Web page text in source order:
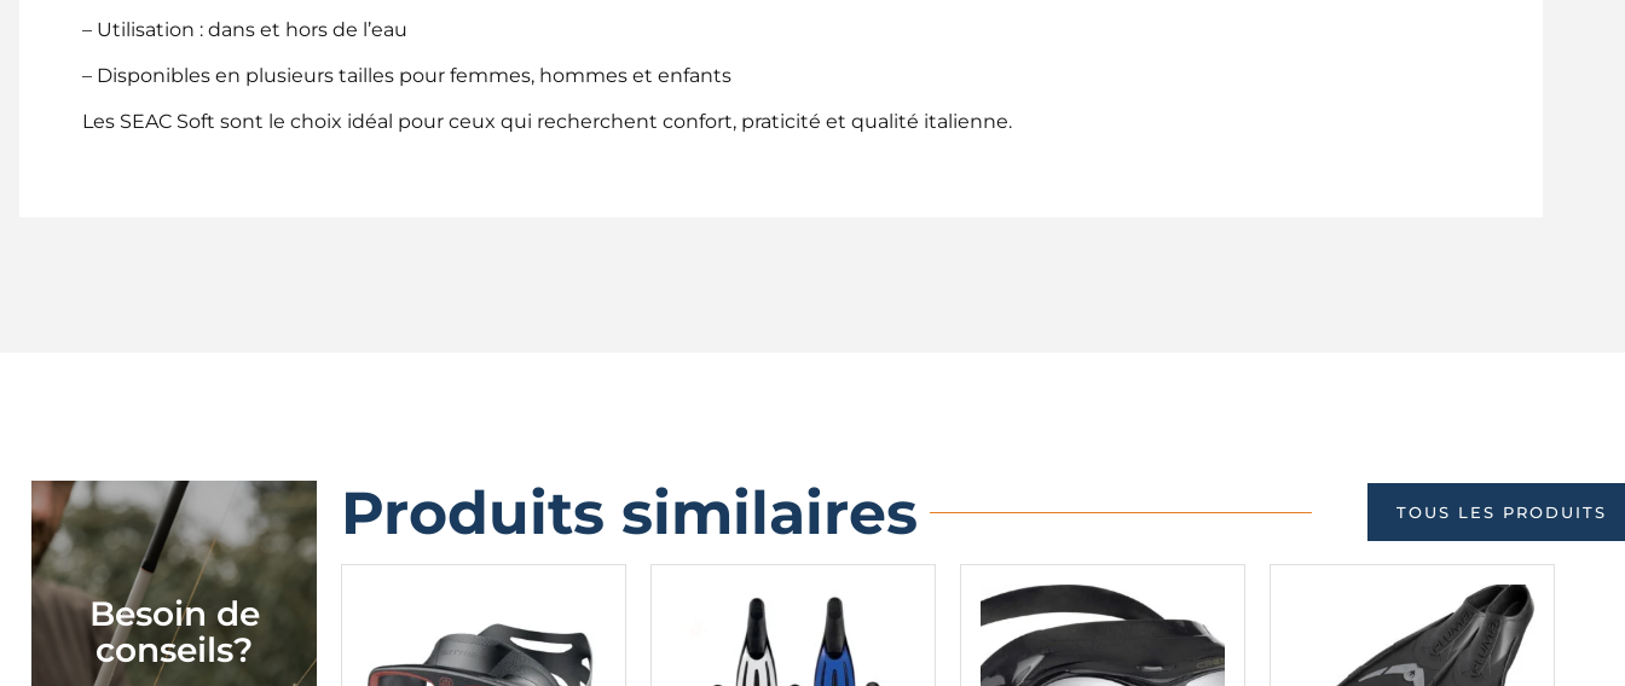
– Utilisation : dans et hors de l’eau
– Disponibles en plusieurs tailles pour femmes, hommes et enfants
Les SEAC Soft sont le choix idéal pour ceux qui recherchent confort, praticité et qualité italienne.
Besoin de
conseils?
Produits similaires TOUS LES PRODUITS